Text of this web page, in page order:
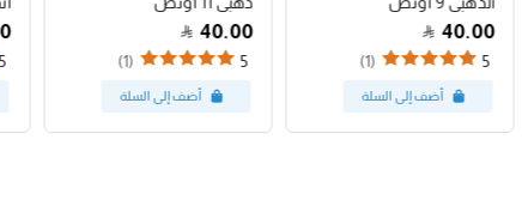
40.00
5
(1)
40.00
5
(1)
5